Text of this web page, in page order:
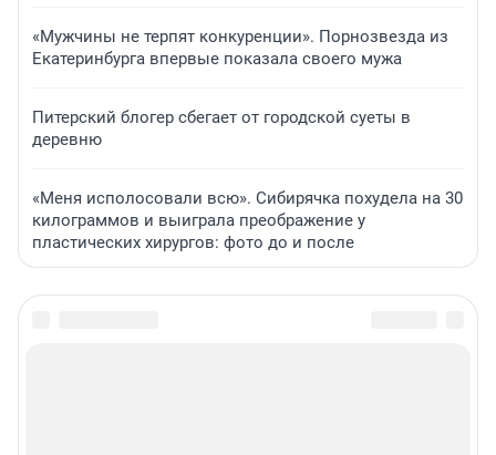
«Мужчины не терпят конкуренции». Порнозвезда из
Екатеринбурга впервые показала своего мужа
Питерский блогер сбегает от городской суеты в
деревню
«Меня исполосовали всю». Сибирячка похудела на 30
килограммов и выиграла преображение у
пластических хирургов: фото до и после